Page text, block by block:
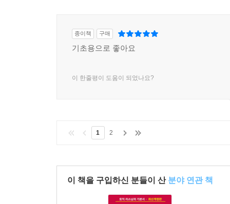
종이책 구매
기초용으로 좋아요
이 한줄평이 도움이 되었나요?
1 2
이 책을 구입하신 분들이 산 분야 연관 책